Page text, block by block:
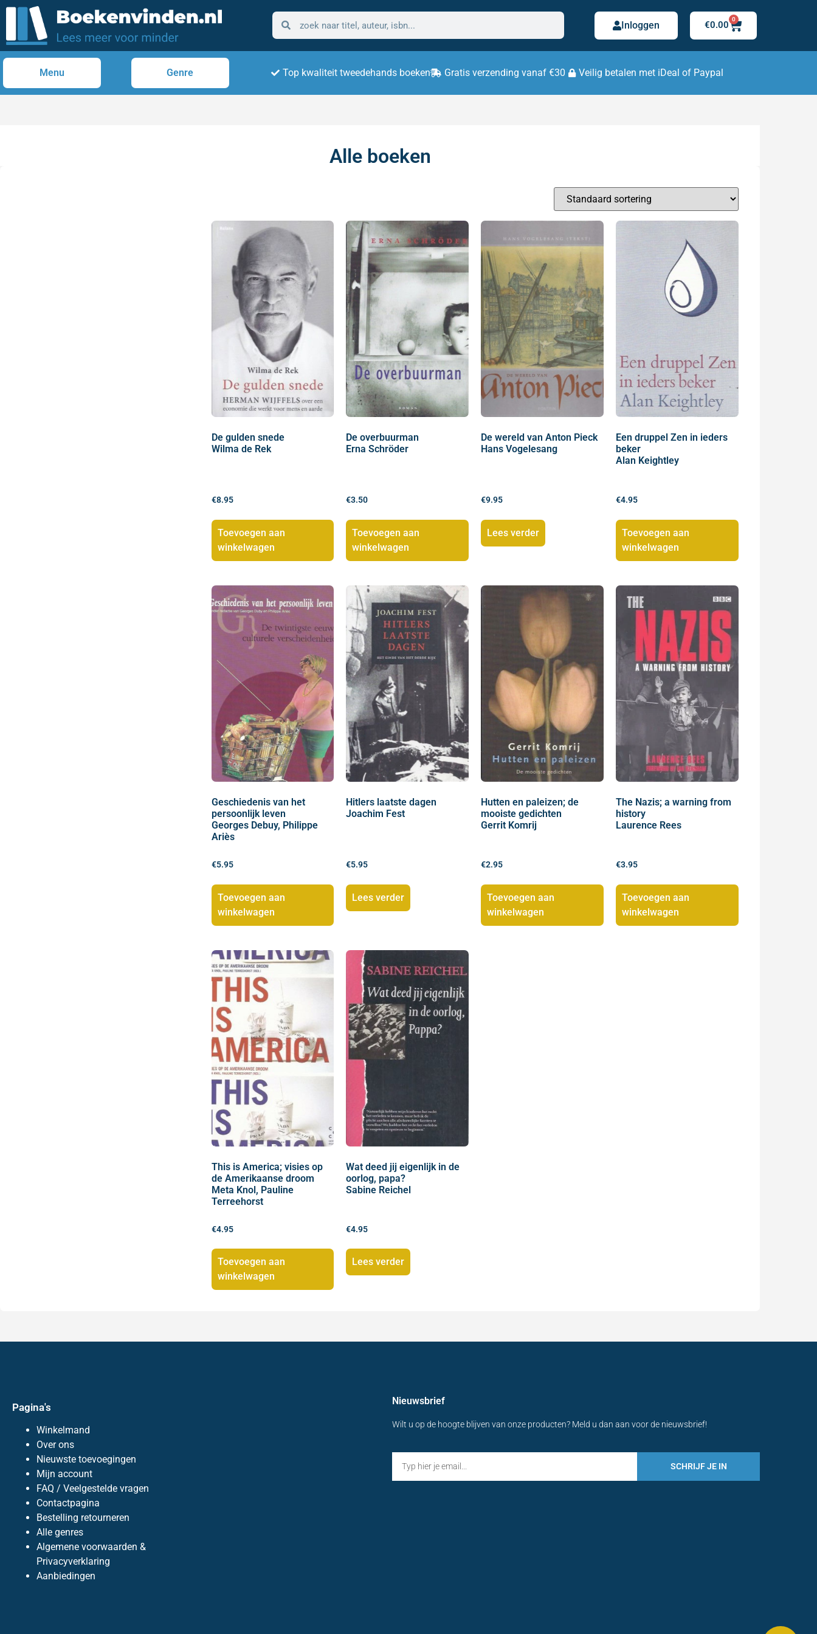
Inloggen €0.00
0
Menu Genre Top kwaliteit tweedehands boeken Gratis verzending vanaf €30 Veilig betalen met iDeal of Paypal
Alle boeken
De gulden snede
Wilma de Rek
€8.95
Toevoegen aan
winkelwagen
De overbuurman
Erna Schröder
€3.50
Toevoegen aan
winkelwagen
De wereld van Anton Pieck
Hans Vogelesang
€9.95
Lees verder
Een druppel Zen in ieders
beker
Alan Keightley
€4.95
Toevoegen aan
winkelwagen
Geschiedenis van het
persoonlijk leven
Georges Debuy, Philippe
Ariès
€5.95
Toevoegen aan
winkelwagen
Hitlers laatste dagen
Joachim Fest
€5.95
Lees verder
Hutten en paleizen; de
mooiste gedichten
Gerrit Komrij
€2.95
Toevoegen aan
winkelwagen
The Nazis; a warning from
history
Laurence Rees
€3.95
Toevoegen aan
winkelwagen
This is America; visies op
de Amerikaanse droom
Meta Knol, Pauline
Terreehorst
€4.95
Toevoegen aan
winkelwagen
Wat deed jij eigenlijk in de
oorlog, papa?
Sabine Reichel
€4.95
Lees verder
Pagina's
Winkelmand
Over ons
Nieuwste toevoegingen
Mijn account
FAQ / Veelgestelde vragen
Contactpagina
Bestelling retourneren
Alle genres
Algemene voorwaarden &
Privacyverklaring
Aanbiedingen
Nieuwsbrief
Wilt u op de hoogte blijven van onze producten? Meld u dan aan voor de nieuwsbrief!
SCHRIJF JE IN